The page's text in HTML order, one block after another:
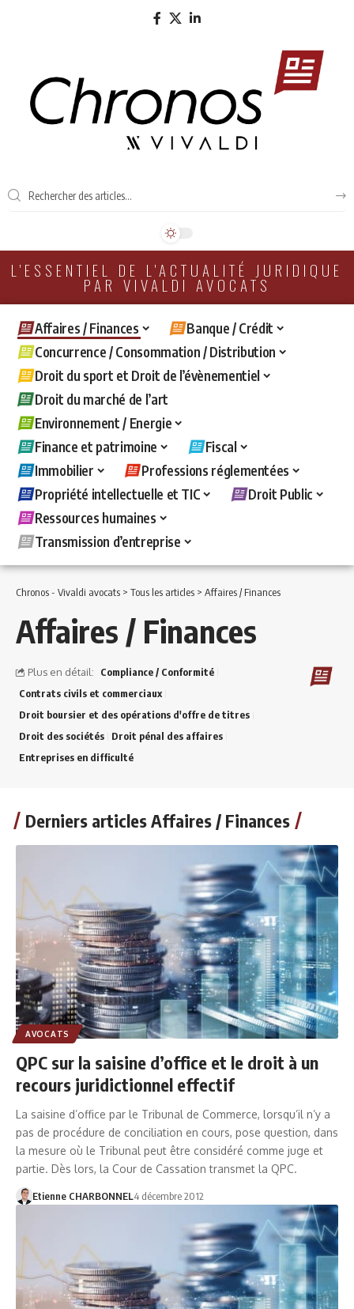
L'ESSENTIEL DE L'ACTUALITÉ JURIDIQUE
PAR VIVALDI AVOCATS
Affaires / Finances
Banque / Crédit
Concurrence / Consommation / Distribution
Droit du sport et Droit de l’évènementiel
Droit du marché de l’art
Environnement / Energie
Finance et patrimoine
Fiscal
Immobilier
Professions réglementées
Propriété intellectuelle et TIC
Droit Public
Ressources humaines
Transmission d’entreprise
Chronos - Vivaldi avocats > Tous les articles > Affaires / Finances
Affaires / Finances
Plus en détail:
Compliance / Conformité
Contrats civils et commerciaux
Droit boursier et des opérations d'offre de titres
Droit des sociétés
Droit pénal des affaires
Entreprises en difficulté
Derniers articles Affaires / Finances
AVOCATS
QPC sur la saisine d’office et le droit à un
recours juridictionnel effectif
La saisine d’office par le Tribunal de Commerce, lorsqu’il n’y a
pas de procédure de conciliation en cours, pose question, dans
la mesure où le Tribunal peut être considéré comme juge et
partie. Dès lors, la Cour de Cassation transmet la QPC.
Etienne CHARBONNEL4 décembre 2012